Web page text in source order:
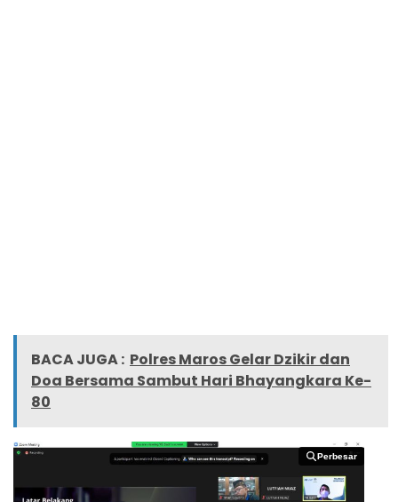
BACA JUGA : Polres Maros Gelar Dzikir dan
Doa Bersama Sambut Hari Bhayangkara Ke-
80
Perbesar
Perbesar